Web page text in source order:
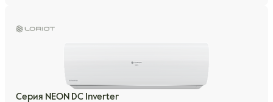
Серия NEON DC Inverter